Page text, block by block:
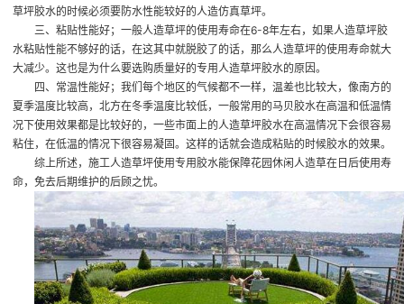
草坪胶水的时候必须要防水性能较好的人造仿真草坪。
三、粘贴性能好；一般人造草坪的使用寿命在6-8年左右，如果人造草坪胶
水粘贴性能不够好的话，在这其中就脱胶了的话，那么人造草坪的使用寿命就大
大减少。这也是为什么要选购质量好的专用人造草坪胶水的原因。
四、常温性能好；我们每个地区的气候都不一样，温差也比较大，像南方的
夏季温度比较高，北方在冬季温度比较低，一般常用的马贝胶水在高温和低温情
况下使用效果都是比较好的，一些市面上的人造草坪胶水在高温情况下会很容易
粘住，在低温的情况下很容易凝固。这样的话就会造成粘贴的时候胶水的效果。
综上所述，施工人造草坪使用专用胶水能保障花园休闲人造草在日后使用寿
命，免去后期维护的后顾之忧。